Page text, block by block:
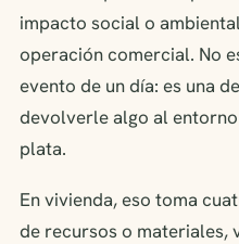
impacto social o
operación comercial. No
evento de un día: es una
devolverle algo al
plata.
En vivienda, eso toma
de recursos o